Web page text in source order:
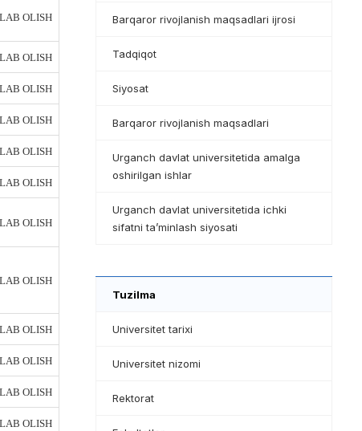
OLISH
OLISH
OLISH
OLISH
OLISH
OLISH
OLISH
OLISH
OLISH
OLISH
OLISH
OLISH
Barqaror rivojlanish maqsadlari ijrosi
Tadqiqot
Siyosat
Barqaror rivojlanish maqsadlari
Urganch davlat universitetida amalga
oshirilgan ishlar
Urganch davlat universitetida ichki
sifatni ta’minlash siyosati
Tuzilma
Universitet tarixi
Universitet nizomi
Rektorat